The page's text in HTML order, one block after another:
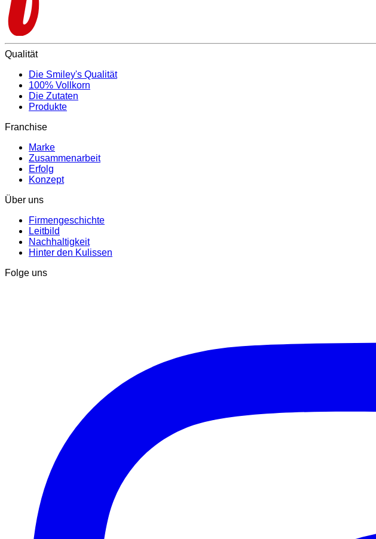
Qualität
Die Smiley's Qualität
100% Vollkorn
Die Zutaten
Produkte
Franchise
Marke
Zusammenarbeit
Erfolg
Konzept
Über uns
Firmengeschichte
Leitbild
Nachhaltigkeit
Hinter den Kulissen
Folge uns